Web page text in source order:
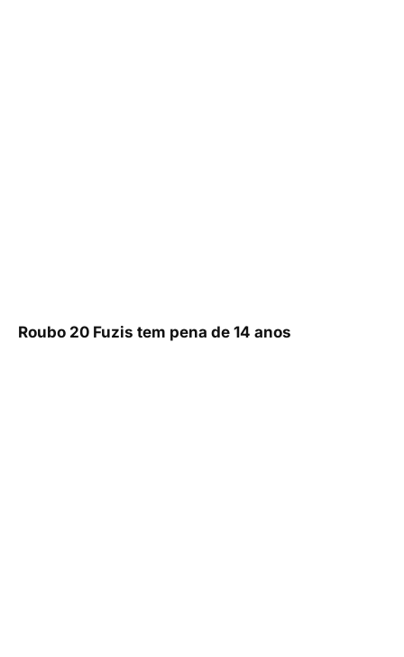
Roubo 20 Fuzis tem pena de 14 anos